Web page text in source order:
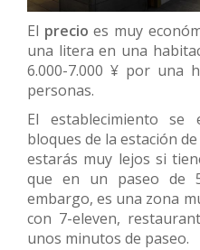
El precioes muy
una litera en una
6.000-7.000 ¥ por una
personas.
El establecimiento
bloques de la estación
estarás muy lejos si
que en un paseo de
embargo, es una zona
con 7-eleven,
unos minutos de paseo.